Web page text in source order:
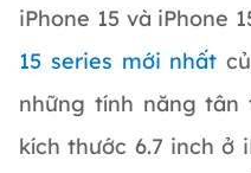
iPhone 15 và iPhone
15 series mới nhất
những tính năng tân
kích thước 6.7 inch ở